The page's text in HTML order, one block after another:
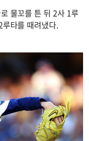
물꼬를 튼 뒤 2사 1루
타를 때려냈다.